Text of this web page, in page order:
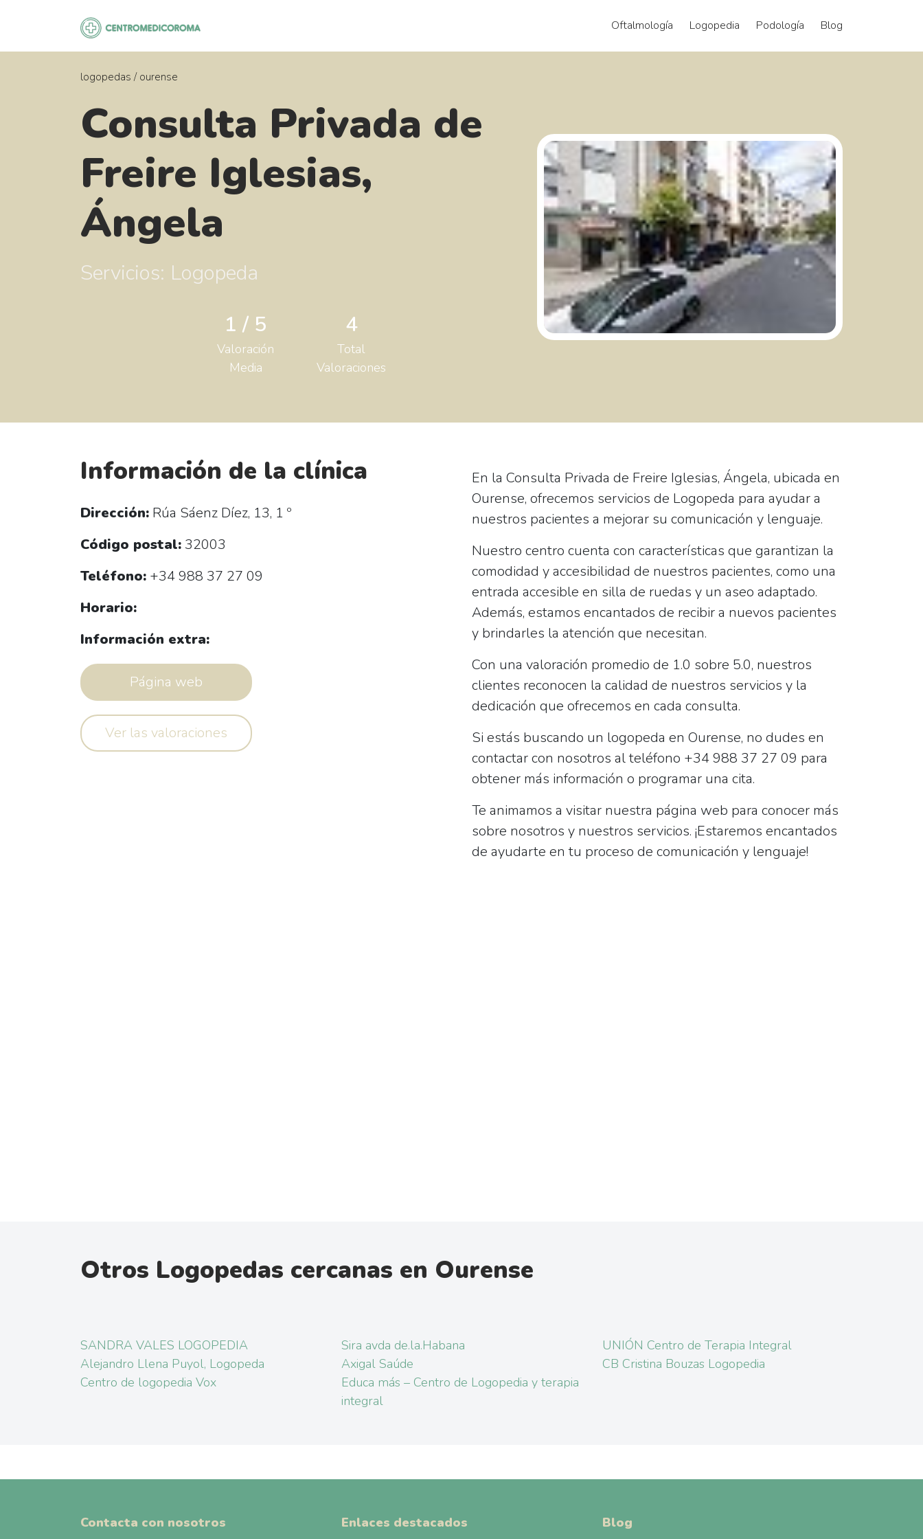
Oftalmología Logopedia Podología Blog
logopedas / ourense
Consulta Privada de
Freire Iglesias,
Ángela
Servicios: Logopeda
1 / 5
Valoración
Media
4
Total
Valoraciones
Información de la clínica
Dirección: Rúa Sáenz Díez, 13, 1 º
Código postal: 32003
Teléfono: +34 988 37 27 09
Horario:
Información extra:
Página web
Ver las valoraciones
En la Consulta Privada de Freire Iglesias, Ángela, ubicada en
Ourense, ofrecemos servicios de Logopeda para ayudar a
nuestros pacientes a mejorar su comunicación y lenguaje.
Nuestro centro cuenta con características que garantizan la
comodidad y accesibilidad de nuestros pacientes, como una
entrada accesible en silla de ruedas y un aseo adaptado.
Además, estamos encantados de recibir a nuevos pacientes
y brindarles la atención que necesitan.
Con una valoración promedio de 1.0 sobre 5.0, nuestros
clientes reconocen la calidad de nuestros servicios y la
dedicación que ofrecemos en cada consulta.
Si estás buscando un logopeda en Ourense, no dudes en
contactar con nosotros al teléfono +34 988 37 27 09 para
obtener más información o programar una cita.
Te animamos a visitar nuestra página web para conocer más
sobre nosotros y nuestros servicios. ¡Estaremos encantados
de ayudarte en tu proceso de comunicación y lenguaje!
Otros Logopedas cercanas en Ourense
SANDRA VALES LOGOPEDIA Sira avda de.la.Habana
UNIÓN Centro de Terapia Integral
Alejandro Llena Puyol, Logopeda
Axigal Saúde
CB Cristina Bouzas Logopedia
Centro de logopedia Vox
Educa más – Centro de Logopedia y terapia
integral
Contacta con nosotros Enlaces destacados Blog